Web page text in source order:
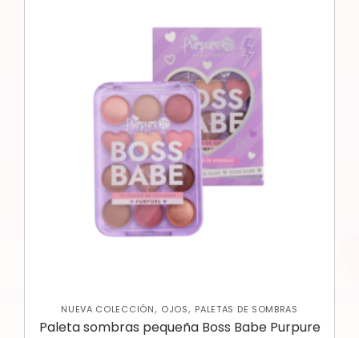
NUEVA COLECCIÓN, OJOS, PALETAS DE SOMBRAS
Paleta sombras pequeña Boss Babe Purpure